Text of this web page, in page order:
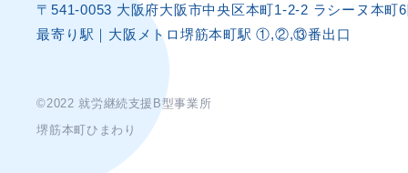
〒541-0053 大阪府大阪市中央区本町1-2-2 ラシーヌ本町
最寄り駅｜大阪メトロ堺筋本町駅 ①,②,⑬番出口
©2022 就労継続支援B型事業所
堺筋本町ひまわり